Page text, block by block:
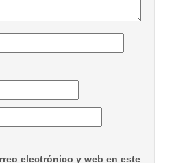
electrónico y web en este